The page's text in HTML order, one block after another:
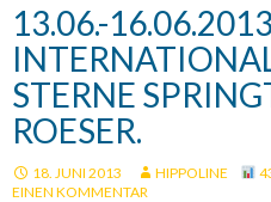
13.06.-16.06.2013
STERNE
ROESER.
18. JUNI 2013 HIPPOLINE
EINEN KOMMENTAR